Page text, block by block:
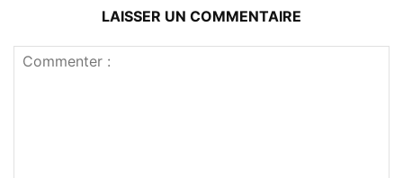
LAISSER UN COMMENTAIRE